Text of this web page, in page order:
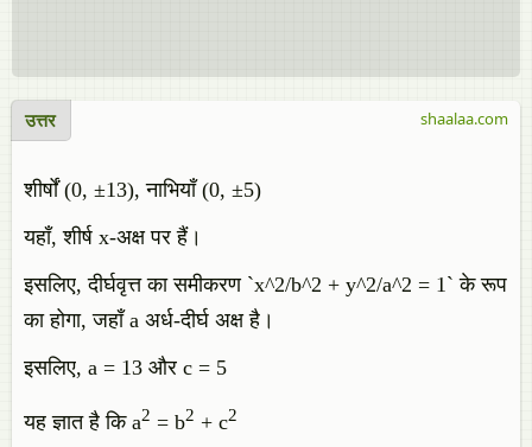
उत्तर
शीर्षों (0, ±13), नाभियाँ (0, ±5)
यहाँ, शीर्ष x-अक्ष पर हैं।
इसलिए, दीर्घवृत्त का समीकरण `x^2/b^2 + y^2/a^2 = 1` के रूप
का होगा, जहाँ a अर्ध-दीर्घ अक्ष है।
इसलिए, a = 13 और c = 5
यह ज्ञात है कि a2 = b2 + c2
shaalaa.com